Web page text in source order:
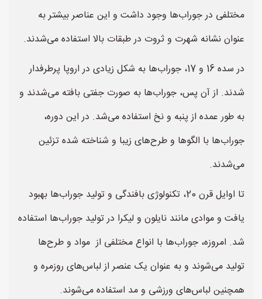
مختلفی در جوراب‌ها وجود داشت و این عناصر بیشتر به
عنوان نشانه شهرت و ثروت در طبقات بالا استفاده می‌شدند.
در سده 16 و 17، جوراب‌ها به شکل زیادی در اروپا پرطرفدار
شدند. از آن پس، جوراب‌ها به صورت جفتی بافته می‌شدند و
به طور عمده از پنبه و نخ استفاده می‌شد. در این دوره،
جوراب‌ها با الگوها و طرح‌های زیبا و شناخته شده تزئین
می‌شدند.
تا اوایل قرن 20، تکنولوژی بافندگی و تولید جوراب‌ها بهبود
یافت و موادی مانند نایلون و لیکرا در تولید جوراب‌ها استفاده
شد. امروزه، جوراب‌ها با انواع مختلفی از مواد و طرح‌ها
تولید می‌شوند و به عنوان یک عنصر از لباس‌های روزمره و
همچنین لباس‌های ورزشی و مد استفاده می‌شوند.